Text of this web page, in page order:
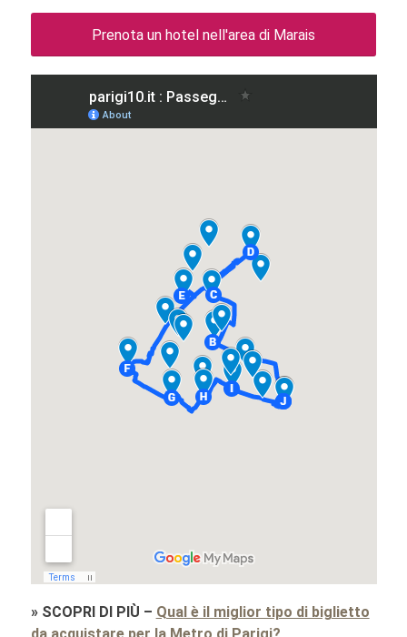
Prenota un hotel nell'area di Marais
» SCOPRI DI PIÙ – Qual è il miglior tipo di biglietto